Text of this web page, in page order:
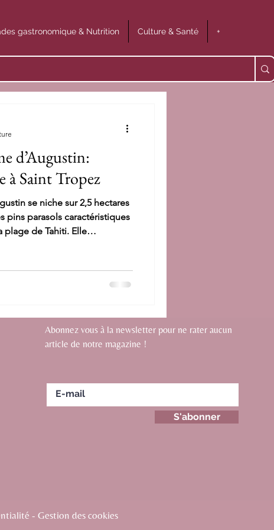
gastronomique & Nutrition Culture & Santé +
d’Augustin:
à Saint Tropez
se niche sur 2,5 hectares
pins parasols caractéristiques
plage de Tahiti. Elle
puisqu’on retrouve non
de Ninette ».
Abonnez vous à la newsletter pour ne rater aucun
article de notre magazine !
S'abonner
- Gestion des cookies